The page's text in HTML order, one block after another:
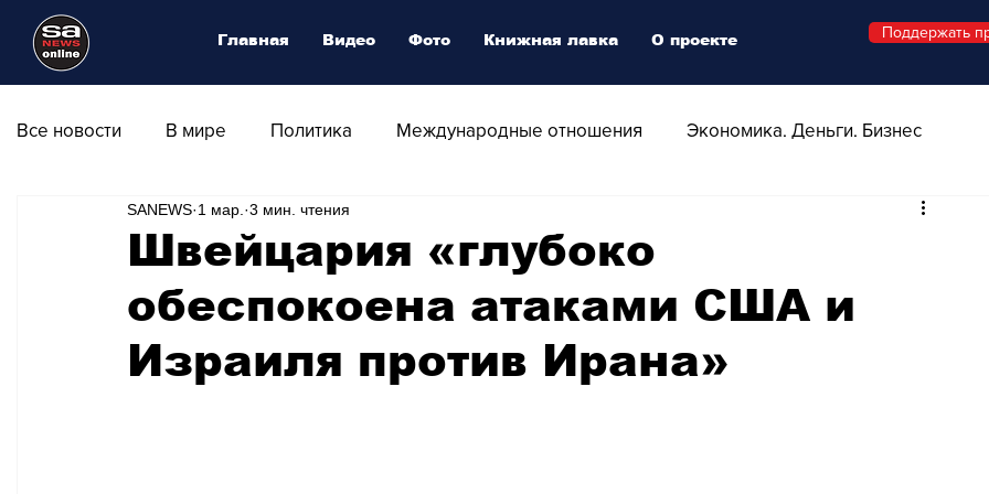
Все новости В мире Политика Международные отношения Экономика. Деньги. Бизнес
Общество Армия Аналитика
Транспорт Культура Магия искусства Swiss Афиша Стиль Стильный четверг
Швейцария «глубоко
обеспокоена атаками США и
Израиля против Ирана»
SANEWS 1 мар. 3 мин. чтения
Главная Видео Фото Книжная лавка О проекте Поддержать